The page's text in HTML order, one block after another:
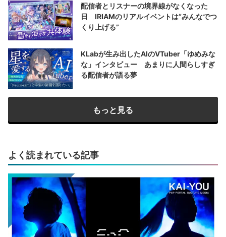
配信者とリスナーの境界線がなくなった
日 IRIAMのリアルイベントは“みんなでつ
くり上げる”
KLabが生み出したAIのVTuber「ゆめみな
な」インタビュー あまりに人間らしすぎ
る配信者が語る夢
もっと見る
よく読まれている記事